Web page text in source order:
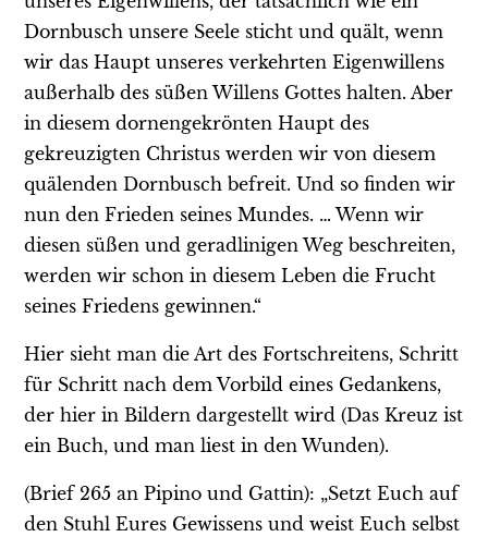
Dornbusch unsere Seele sticht und quält, wenn
wir das Haupt unseres verkehrten Eigenwillens
außerhalb des süßen Willens Gottes halten. Aber
in diesem dornengekrönten Haupt des
gekreuzigten Christus werden wir von diesem
quälenden Dornbusch befreit. Und so finden wir
nun den Frieden seines Mundes. … Wenn wir
diesen süßen und geradlinigen Weg beschreiten,
werden wir schon in diesem Leben die Frucht
seines Friedens gewinnen.“
Hier sieht man die Art des Fortschreitens, Schritt
für Schritt nach dem Vorbild eines Gedankens,
der hier in Bildern dargestellt wird (Das Kreuz ist
ein Buch, und man liest in den Wunden).
(Brief 265 an Pipino und Gattin): „Setzt Euch auf
den Stuhl Eures Gewissens und weist Euch selbst